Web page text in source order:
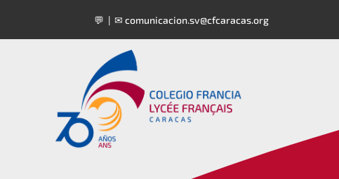
💬 | ✉comunicacion.sv@cfcaracas.org